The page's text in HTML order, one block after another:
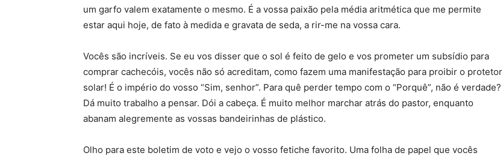
um garfo valem exatamente o mesmo. É a vossa paixão pela média aritmética que me permite
estar aqui hoje, de fato à medida e gravata de seda, a rir-me na vossa cara.
Vocês são incríveis. Se eu vos disser que o sol é feito de gelo e vos prometer um subsídio para
comprar cachecóis, vocês não só acreditam, como fazem uma manifestação para proibir o protetor
solar! É o império do vosso “Sim, senhor”. Para quê perder tempo com o “Porquê”, não é verdade?
Dá muito trabalho a pensar. Dói a cabeça. É muito melhor marchar atrás do pastor, enquanto
abanam alegremente as vossas bandeirinhas de plástico.
Olho para este boletim de voto e vejo o vosso fetiche favorito. Uma folha de papel que vocês